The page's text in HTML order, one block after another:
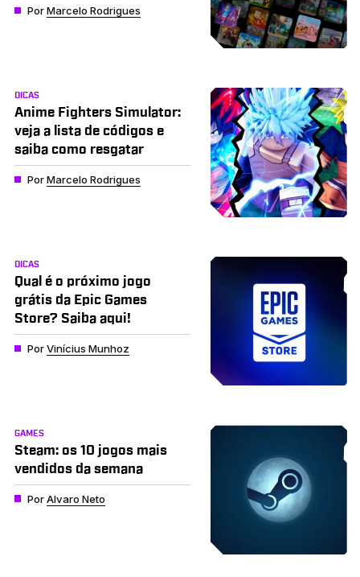
PorMarcelo Rodrigues
DICAS
Anime Fighters Simulator:
veja a lista de códigos e
saiba como resgatar
PorMarcelo Rodrigues
DICAS
Qual é o próximo jogo
grátis da Epic Games
Store? Saiba aqui!
PorVinícius Munhoz
GAMES
Steam: os 10 jogos mais
vendidos da semana
PorAlvaro Neto